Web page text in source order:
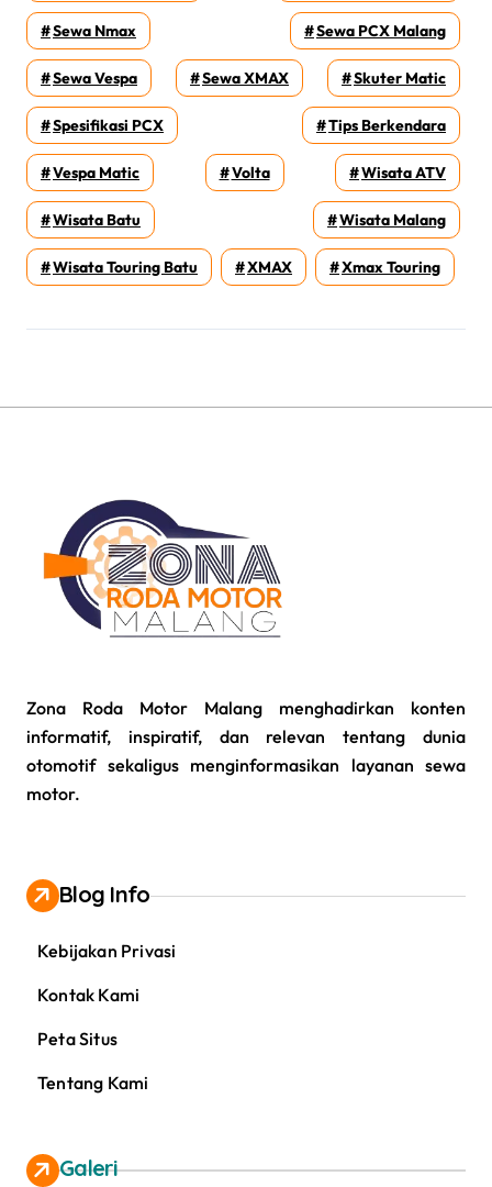
Sewa Nmax Sewa PCX Malang
Sewa Vespa Sewa XMAX Skuter Matic
Spesifikasi PCX Tips Berkendara
Vespa Matic Volta Wisata ATV
Wisata Batu Wisata Malang
Wisata Touring Batu XMAX Xmax Touring
Zona Roda Motor Malang menghadirkan konten
informatif, inspiratif, dan relevan tentang dunia
otomotif sekaligus menginformasikan layanan sewa
motor.
Blog Info
Kebijakan Privasi
Kontak Kami
Peta Situs
Tentang Kami
Galeri